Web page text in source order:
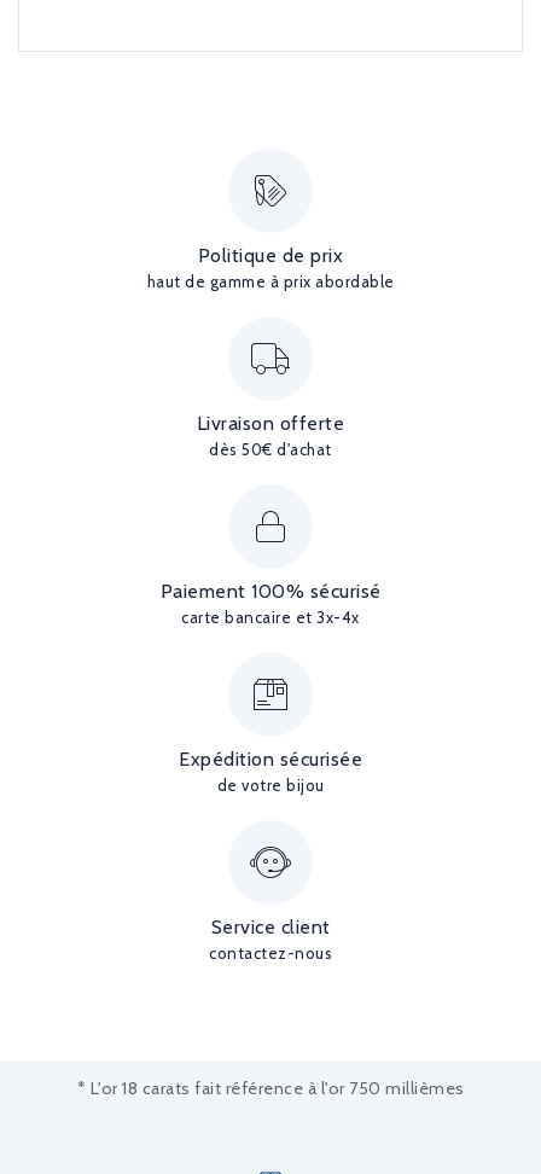
Politique de prix
haut de gamme à prix abordable
Livraison offerte
dès 50€ d'achat
Paiement 100% sécurisé
carte bancaire et 3x-4x
Expédition sécurisée
de votre bijou
Service client
contactez-nous
* L'or 18 carats fait référence à l'or 750 millièmes